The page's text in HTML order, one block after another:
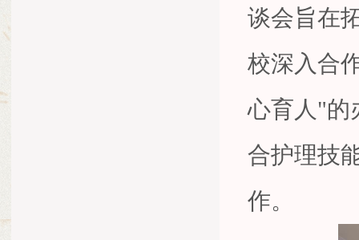
谈会旨在
校深入合
心育人"的
合护理技
作。